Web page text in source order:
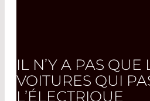
IL N’Y A PAS QUE
VOITURES QUI
L’ÉLECTRIQUE